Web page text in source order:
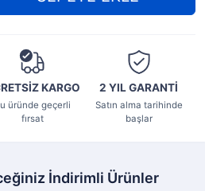
KARGO
üründe geçerli
fırsat
2 YILGARANTİ
Satın alma tarihinde
başlar
İndirimli Ürünler